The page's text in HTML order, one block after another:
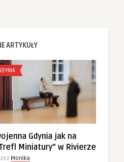
ARTYKUŁY
Gdynia jak na
Miniatury” w Rivierze
Monika